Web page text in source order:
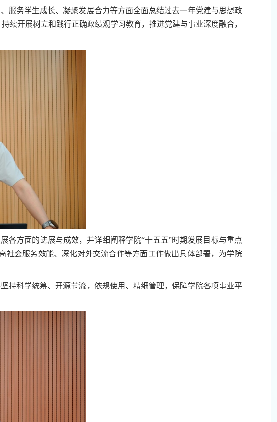
服务学生成长、凝聚发展合力等方面全面总结过去一年党建与思想政
续开展树立和践行正确政绩观学习教育，推进党建与事业深度融合，
各方面的进展与成效，并详细阐释学院“十五五”时期发展目标与重点
会服务效能、深化对外交流合作等方面工作做出具体部署，为学院
持科学统筹、开源节流，依规使用、精细管理，保障学院各项事业平